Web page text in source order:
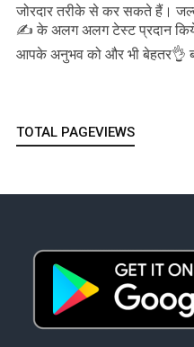
जोरदार तरीके से कर सकते हैं।
✍️ के अलग अलग टेस्ट प्रदान
आपके अनुभव को और भी बेहतर👌
TOTAL PAGEVIEWS